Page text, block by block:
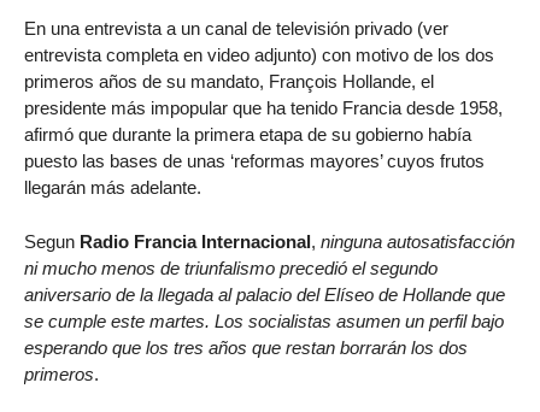
En una entrevista a un canal de televisión privado (ver
entrevista completa en video adjunto) con motivo de los dos
primeros años de su mandato, François Hollande, el
presidente más impopular que ha tenido Francia desde 1958,
afirmó que durante la primera etapa de su gobierno había
puesto las bases de unas ‘reformas mayores’ cuyos frutos
llegarán más adelante.
Segun Radio Francia Internacional, ninguna autosatisfacción
ni mucho menos de triunfalismo precedió el segundo
aniversario de la llegada al palacio del Elíseo de Hollande que
se cumple este martes. Los socialistas asumen un perfil bajo
esperando que los tres años que restan borrarán los dos
primeros.